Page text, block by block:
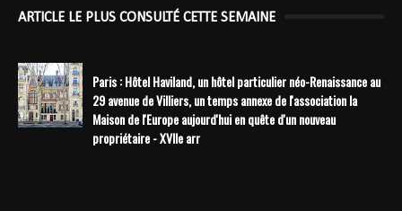
ARTICLE LE PLUS CONSULTÉ CETTE SEMAINE
Paris : Hôtel Haviland, un hôtel particulier néo-Renaissance au
29 avenue de Villiers, un temps annexe de l'association la
Maison de l'Europe aujourd'hui en quête d'un nouveau
propriétaire - XVIIe arr